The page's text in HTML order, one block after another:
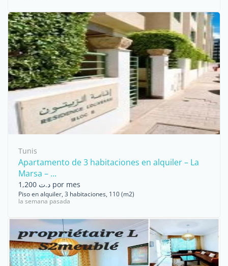
Tunis
Apartamento de 3 habitaciones en alquiler – La
Marsa – ...
د.ت 1,200 por mes
Piso en alquiler, 3 habitaciones, 110 (m2)
la semana pasada